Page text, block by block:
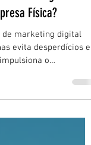
Precisam de
Marketing Sólido
Física?
evita desperdícios e
o